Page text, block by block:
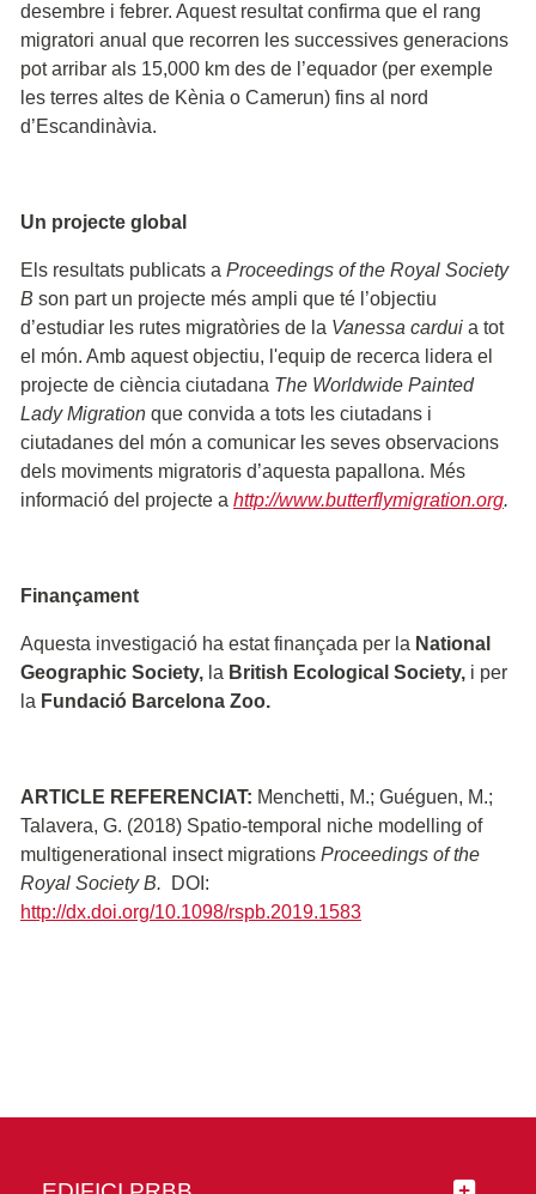
desembre i febrer. Aquest resultat confirma que el rang
migratori anual que recorren les successives generacions
pot arribar als 15,000 km des de l’equador (per exemple
les terres altes de Kènia o Camerun) fins al nord
d’Escandinàvia.
Un projecte global
Els resultats publicats a Proceedings of the Royal Society
B son part un projecte més ampli que té l’objectiu
d’estudiar les rutes migratòries de la Vanessa cardui a tot
el món. Amb aquest objectiu, l'equip de recerca lidera el
projecte de ciència ciutadana The Worldwide Painted
Lady Migration que convida a tots les ciutadans i
ciutadanes del món a comunicar les seves observacions
dels moviments migratoris d’aquesta papallona. Més
informació del projecte a http://www.butterflymigration.org.
Finançament
Aquesta investigació ha estat finançada per la National
Geographic Society, la British Ecological Society, i per
la Fundació Barcelona Zoo.
ARTICLE REFERENCIAT: Menchetti, M.; Guéguen, M.;
Talavera, G. (2018) Spatio-temporal niche modelling of
multigenerational insect migrations Proceedings of the
Royal Society B. DOI:
http://dx.doi.org/10.1098/rspb.2019.1583